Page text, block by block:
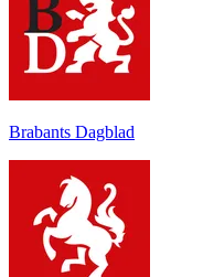
Brabants Dagblad